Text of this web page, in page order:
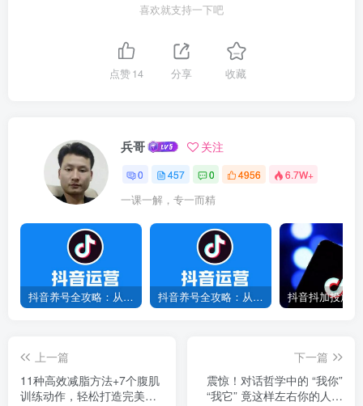
喜欢就支持一下吧
点赞14 分享 收藏
兵哥 关注
0 457 0 4956 6.7W+
一课一解，专一而精
抖音养号全攻略：从0到1打造爆款账号，新手必看！ 抖音养号全攻略：从0到爆款，7天打造高权重账号！
上一篇
11种高效减脂方法+7个腹肌
训练动作，轻松打造完美身
下一篇
震惊！对话哲学中的 “我你”
“我它” 竟这样左右你的人际